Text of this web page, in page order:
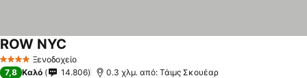
4 ΑστέριαΞενοδοχείο
ROW NYC
7,8 Καλό 14.806 0.3 χλμ. από: Τάιμς Σκουέαρ